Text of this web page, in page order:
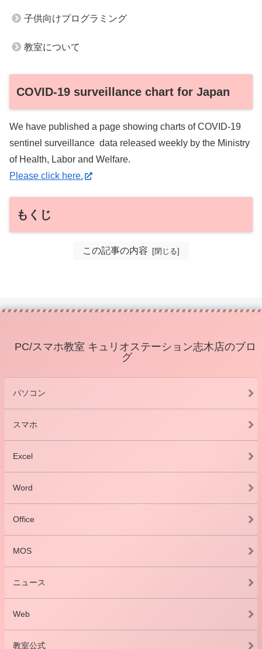
子供向けプログラミング
教室について
COVID-19 surveillance chart for Japan
We have published a page showing charts of COVID-19
sentinel surveillance data released weekly by the Ministry
of Health, Labor and Welfare.
Please click here.
もくじ
この記事の内容
PC/スマホ教室 キュリオステーション志木店のブロ
グ
パソコン
スマホ
Excel
Word
Office
MOS
ニュース
Web
教室公式